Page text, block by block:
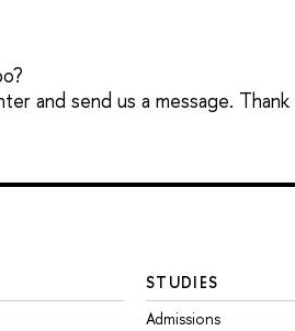
and send us a message.
STUDIES
Admissions